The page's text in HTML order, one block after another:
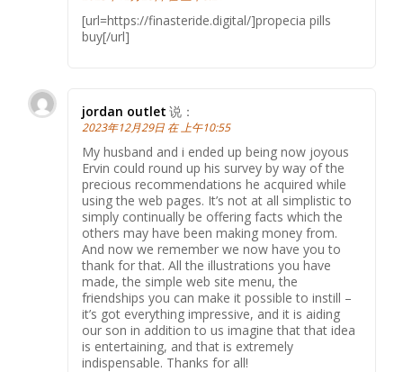
[url=https://finasteride.digital/]propecia pills
buy[/url]
jordan outlet 说：
2023年12月29日 在 上午10:55
My husband and i ended up being now joyous
Ervin could round up his survey by way of the
precious recommendations he acquired while
using the web pages. It’s not at all simplistic to
simply continually be offering facts which the
others may have been making money from.
And now we remember we now have you to
thank for that. All the illustrations you have
made, the simple web site menu, the
friendships you can make it possible to instill –
it’s got everything impressive, and it is aiding
our son in addition to us imagine that that idea
is entertaining, and that is extremely
indispensable. Thanks for all!